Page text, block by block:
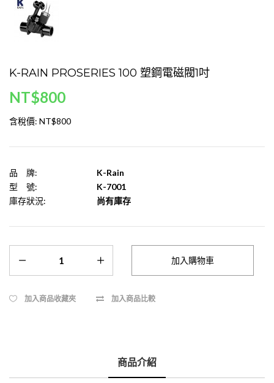
K-RAIN PROSERIES 100 塑鋼電磁閥1吋
NT$800
含稅價: NT$800
品 牌:
K-Rain
型 號:
K-7001
庫存狀況:
尚有庫存
加入商品收藏夾 加入商品比較
商品介紹